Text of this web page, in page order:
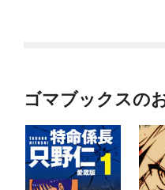
ゴマブックスの